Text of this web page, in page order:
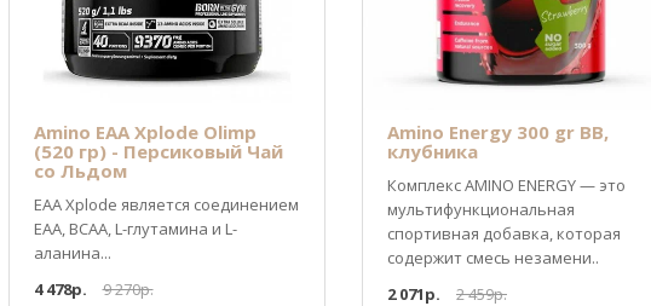
Amino EAA Xplode Olimp
(520 гр) - Персиковый Чай
со Льдом
EAA Xplode является соединением
ЕАА, BCAA, L-глутамина и L-
аланина...
4 478р.
9 270р.
Amino Energy 300 gr BB,
клубника
Комплекс AMINO ENERGY — это
мультифункциональная
спортивная добавка, которая
содержит смесь незамени..
2 071р.
2 459р.